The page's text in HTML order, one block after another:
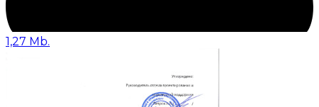
1,27 Mb.